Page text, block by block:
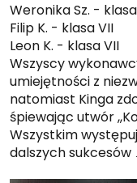
Weronika Sz. -
Filip K. - klasa VII
Leon K. - klasa VII
Wszyscy
umiejętności z
natomiast Kinga
śpiewając utwór
Wszystkim
dalszych sukcesów